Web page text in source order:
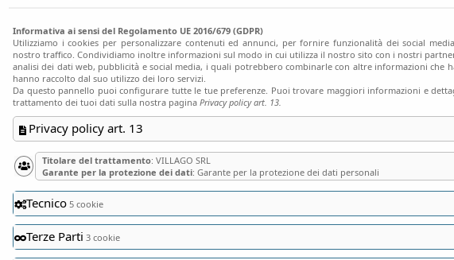
Informativa ai sensi del Regolamento UE 2016/679 (GDPR)
Utilizziamo i cookies per personalizzare contenuti ed annunci, per fornire funzionalità dei social
nostro traffico. Condividiamo inoltre informazioni sul modo in cui utilizza il nostro sito con i nostri
analisi dei dati web, pubblicità e social media, i quali potrebbero combinarle con altre informazioni che
hanno raccolto dal suo utilizzo dei loro servizi.
Da questo pannello puoi configurare tutte le tue preferenze. Puoi trovare maggiori informazioni e
trattamento dei tuoi dati sulla nostra pagina Privacy policy art. 13.
Privacy policy art. 13
Titolare del trattamento: VILLAGO SRL
Garante per la protezione dei dati: Garante per la protezione dei dati personali
Tecnico 5 cookie
Terze Parti 3 cookie